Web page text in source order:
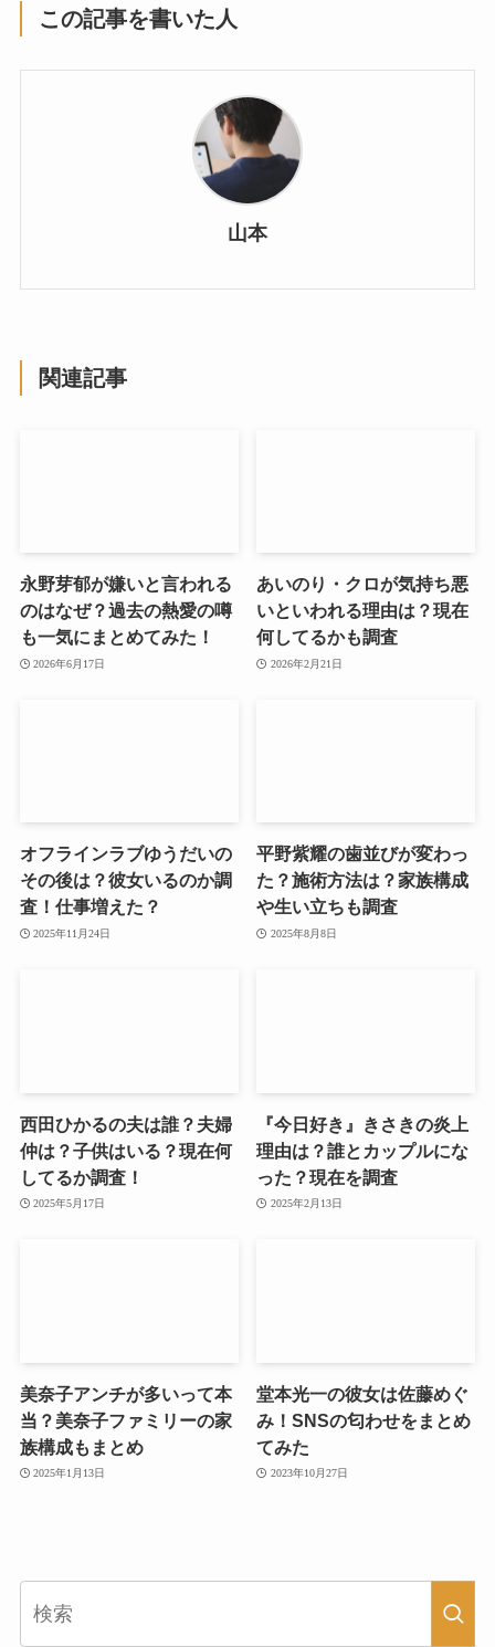
この記事を書いた人
山本
関連記事
永野芽郁が嫌いと言われる
のはなぜ？過去の熱愛の噂
も一気にまとめてみた！
2026年6月17日
あいのり・クロが気持ち悪
いといわれる理由は？現在
何してるかも調査
2026年2月21日
オフラインラブゆうだいの
その後は？彼女いるのか調
査！仕事増えた？
2025年11月24日
平野紫耀の歯並びが変わっ
た？施術方法は？家族構成
や生い立ちも調査
2025年8月8日
西田ひかるの夫は誰？夫婦
仲は？子供はいる？現在何
してるか調査！
2025年5月17日
『今日好き』きさきの炎上
理由は？誰とカップルにな
った？現在を調査
2025年2月13日
美奈子アンチが多いって本
当？美奈子ファミリーの家
族構成もまとめ
2025年1月13日
堂本光一の彼女は佐藤めぐ
み！SNSの匂わせをまとめ
てみた
2023年10月27日